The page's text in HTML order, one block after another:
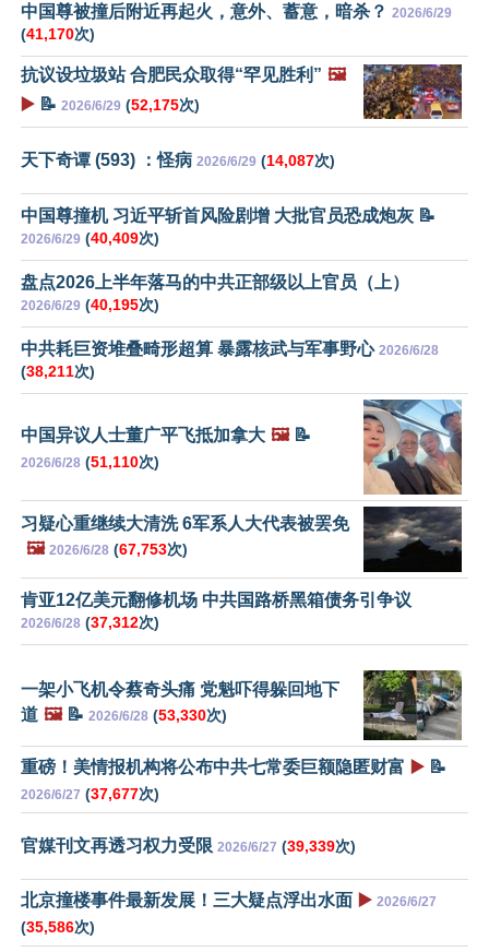
中国尊被撞后附近再起火，意外、蓄意，暗杀？ 2026/6/29
(41,170次)
抗议设垃圾站 合肥民众取得“罕见胜利” 🖼️
▶️ 📝 2026/6/29 (52,175次)
天下奇谭 (593) ：怪病 2026/6/29 (14,087次)
中国尊撞机 习近平斩首风险剧增 大批官员恐成炮灰 📝
2026/6/29 (40,409次)
盘点2026上半年落马的中共正部级以上官员（上）
2026/6/29 (40,195次)
中共耗巨资堆叠畸形超算 暴露核武与军事野心 2026/6/28
(38,211次)
中国异议人士董广平飞抵加拿大 🖼️📝
2026/6/28 (51,110次)
习疑心重继续大清洗 6军系人大代表被罢免
🖼️ 2026/6/28 (67,753次)
肯亚12亿美元翻修机场 中共国路桥黑箱债务引争议
2026/6/28 (37,312次)
一架小飞机令蔡奇头痛 党魁吓得躲回地下
道 🖼️📝 2026/6/28 (53,330次)
重磅！美情报机构将公布中共七常委巨额隐匿财富 ▶️ 📝
2026/6/27 (37,677次)
官媒刊文再透习权力受限 2026/6/27 (39,339次)
北京撞楼事件最新发展！三大疑点浮出水面 ▶️ 2026/6/27
(35,586次)